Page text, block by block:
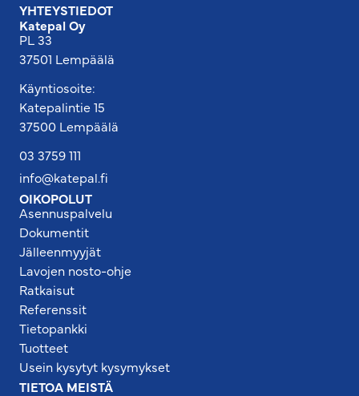
YHTEYSTIEDOT
Katepal Oy
PL 33
37501 Lempäälä
Käyntiosoite:
Katepalintie 15
37500 Lempäälä
03 3759 111
info@katepal.fi
OIKOPOLUT
Asennuspalvelu
Dokumentit
Jälleenmyyjät
Lavojen nosto-ohje
Ratkaisut
Referenssit
Tietopankki
Tuotteet
Usein kysytyt kysymykset
TIETOA MEISTÄ